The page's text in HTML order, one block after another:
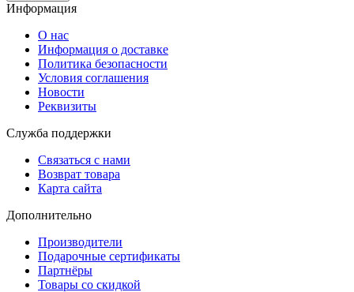
Информация
О нас
Информация о доставке
Политика безопасности
Условия соглашения
Новости
Реквизиты
Служба поддержки
Связаться с нами
Возврат товара
Карта сайта
Дополнительно
Производители
Подарочные сертификаты
Партнёры
Товары со скидкой